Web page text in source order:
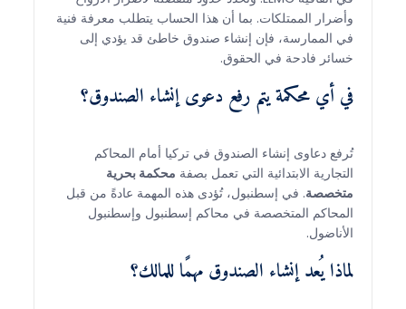
وأضرار الممتلكات. بما أن هذا الحساب يتطلب معرفة فنية
في الممارسة، فإن إنشاء صندوق خاطئ قد يؤدي إلى
خسائر فادحة في الحقوق.
في أي محكمة يتم رفع دعوى إنشاء الصندوق؟
تُرفع دعاوى إنشاء الصندوق في تركيا أمام المحاكم
التجارية الابتدائية التي تعمل بصفة محكمة بحرية
متخصصة. في إسطنبول، تُؤدى هذه المهمة عادةً من قبل
المحاكم المتخصصة في محاكم إسطنبول وإسطنبول
الأناضول.
لماذا يُعد إنشاء الصندوق مهمًا للمالك؟